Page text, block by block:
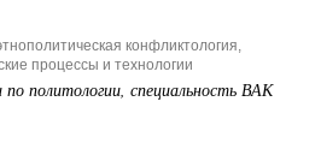
конфликтология,
процессы и технологии
политологии, специальность ВАК